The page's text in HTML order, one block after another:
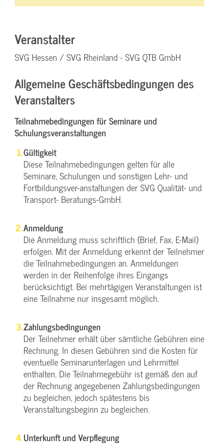
Veranstalter
SVG Hessen / SVG Rheinland - SVG QTB GmbH
Allgemeine Geschäftsbedingungen des
Veranstalters
Teilnahmebedingungen für Seminare und
Schulungsveranstaltungen
Gültigkeit
Diese Teilnahmebedingungen gelten für alle
Seminare, Schulungen und sonstigen Lehr- und
Fortbildungsver-anstaltungen der SVG Qualität- und
Transport- Beratungs-GmbH.
Anmeldung
Die Anmeldung muss schriftlich (Brief, Fax, E-Mail)
erfolgen. Mit der Anmeldung erkennt der Teilnehmer
die Teilnahmebedingungen an. Anmeldungen
werden in der Reihenfolge ihres Eingangs
berücksichtigt. Bei mehrtägigen Veranstaltungen ist
eine Teilnahme nur insgesamt möglich.
Zahlungsbedingungen
Der Teilnehmer erhält über sämtliche Gebühren eine
Rechnung. In diesen Gebühren sind die Kosten für
eventuelle Seminarunterlagen und Lehrmittel
enthalten. Die Teilnahmegebühr ist gemäß den auf
der Rechnung angegebenen Zahlungsbedingungen
zu begleichen, jedoch spätestens bis
Veranstaltungsbeginn zu begleichen.
Unterkunft und Verpflegung